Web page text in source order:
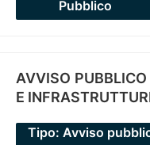
Pubblico
AVVISO
E
Tipo: Avviso